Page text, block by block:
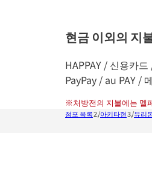
현금 이외의 지
HAPPAY / 신용카
PayPay / au PAY /
※처방전의 지불에는 멜
점포 목록 아키타현 유리